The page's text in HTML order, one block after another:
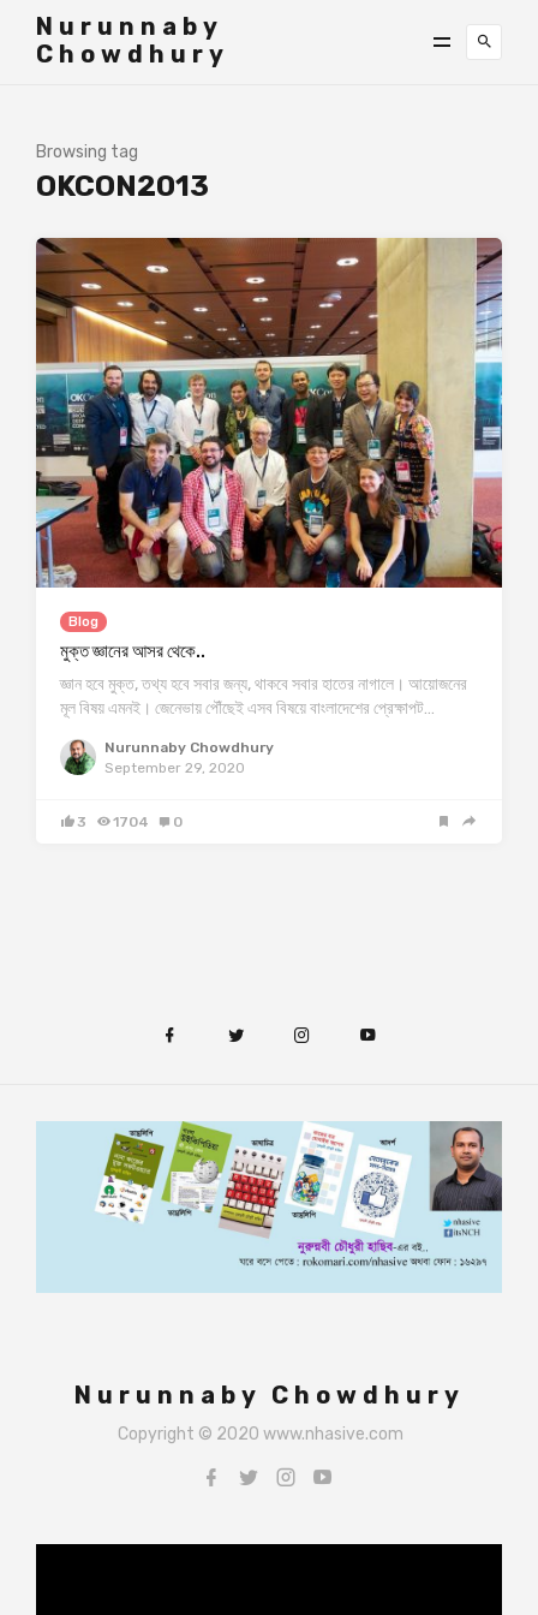
Nurunnaby
Chowdhury
Browsing tag
OKCON2013
Blog
মুক্ত জ্ঞানের আসর থেকে..
জ্ঞান হবে মুক্ত, তথ্য হবে সবার জন্য, থাকবে সবার হাতের নাগালে। আয়োজনের
মূল বিষয় এমনই। জেনেভায় পৌঁছেই এসব বিষয়ে বাংলাদেশের প্রেক্ষাপট…
Nurunnaby Chowdhury
September 29, 2020
3 1704 0
Nurunnaby Chowdhury
Copyright © 2020 www.nhasive.com